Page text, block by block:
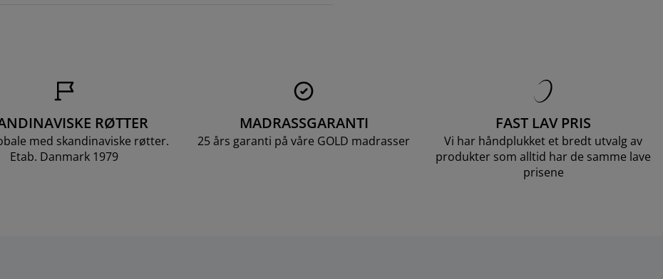
RØTTER
med skandinaviske røtter.
Etab. Danmark 1979
MADRASSGARANTI
25 års garanti på våre GOLD madrasser
FAST LAV PRIS
Vi har håndplukket et bredt utvalg av
produkter som alltid har de samme lave
prisene